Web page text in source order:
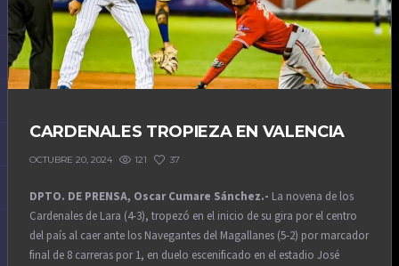
CARDENALES TROPIEZA EN VALENCIA
OCTUBRE 20, 2024 121 37
DPTO. DE PRENSA, Oscar Cumare Sánchez.- La novena de los
Cardenales de Lara (4-3), tropezó en el inicio de su gira por el centro
del país al caer ante los Navegantes del Magallanes (5-2) por marcador
final de 8 carreras por 1, en duelo escenificado en el estadio José